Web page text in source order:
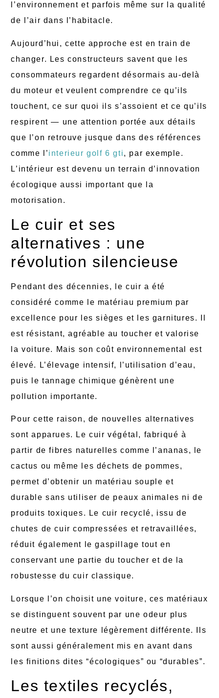
l’environnement et parfois même sur la qualité
de l’air dans l’habitacle.
Aujourd’hui, cette approche est en train de
changer. Les constructeurs savent que les
consommateurs regardent désormais au-delà
du moteur et veulent comprendre ce qu’ils
touchent, ce sur quoi ils s’assoient et ce qu’ils
respirent — une attention portée aux détails
que l’on retrouve jusque dans des références
comme l’interieur golf 6 gti, par exemple.
L’intérieur est devenu un terrain d’innovation
écologique aussi important que la
motorisation.
Le cuir et ses
alternatives : une
révolution silencieuse
Pendant des décennies, le cuir a été
considéré comme le matériau premium par
excellence pour les sièges et les garnitures. Il
est résistant, agréable au toucher et valorise
la voiture. Mais son coût environnemental est
élevé. L’élevage intensif, l’utilisation d’eau,
puis le tannage chimique génèrent une
pollution importante.
Pour cette raison, de nouvelles alternatives
sont apparues. Le cuir végétal, fabriqué à
partir de fibres naturelles comme l’ananas, le
cactus ou même les déchets de pommes,
permet d’obtenir un matériau souple et
durable sans utiliser de peaux animales ni de
produits toxiques. Le cuir recyclé, issu de
chutes de cuir compressées et retravaillées,
réduit également le gaspillage tout en
conservant une partie du toucher et de la
robustesse du cuir classique.
Lorsque l’on choisit une voiture, ces matériaux
se distinguent souvent par une odeur plus
neutre et une texture légèrement différente. Ils
sont aussi généralement mis en avant dans
les finitions dites “écologiques” ou “durables”.
Les textiles recyclés,